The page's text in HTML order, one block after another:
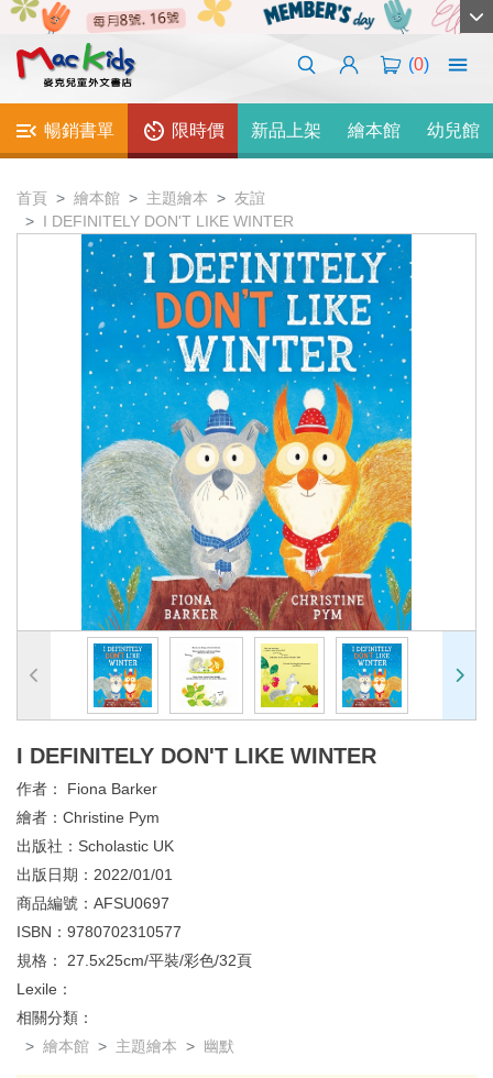
(0)
暢銷書單 限時價 新品上架 繪本館 幼兒館
首頁 繪本館 主題繪本
友誼
I DEFINITELY DON'T LIKE WINTER
I DEFINITELY DON'T LIKE WINTER
作者： Fiona Barker
繪者： Christine Pym
出版社： Scholastic UK
出版日期： 2022/01/01
商品編號： AFSU0697
ISBN： 9780702310577
規格： 27.5x25cm/平裝/彩色/32頁
Lexile：
相關分類：
繪本館
主題繪本 幽默